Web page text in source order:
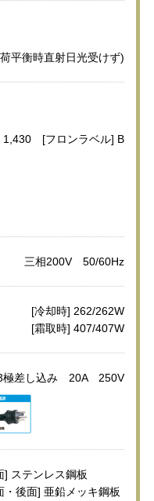
平衡時直射日光受けず)
[フロンラベル] B
三相200V 50/60Hz
[冷却時] 262/262W
[霜取時] 407/407W
極差し込み 20A 250V
] ステンレス鋼板
・後面] 亜鉛メッキ鋼板